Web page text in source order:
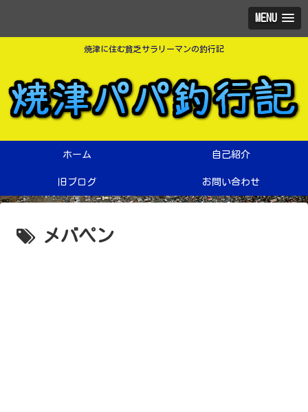
MENU
焼津に住む貧乏サラリーマンの釣行記
ホーム 自己紹介
旧ブログ お問い合わせ
メバペン